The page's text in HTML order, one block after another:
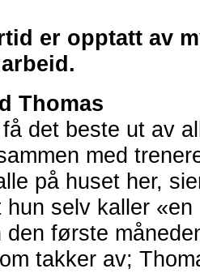
er opptatt av
Thomas
det beste ut av
med
på huset her,
hun selv kaller
den første
takker av;